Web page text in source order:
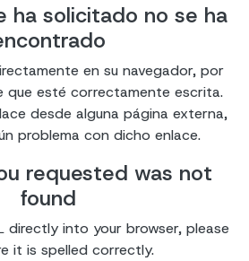
ha solicitado no se ha
en su navegador, por
que esté correctamente escrita.
desde alguna página externa,
problema con dicho enlace.
requested was not
found
directly into your browser, please
it is spelled correctly.